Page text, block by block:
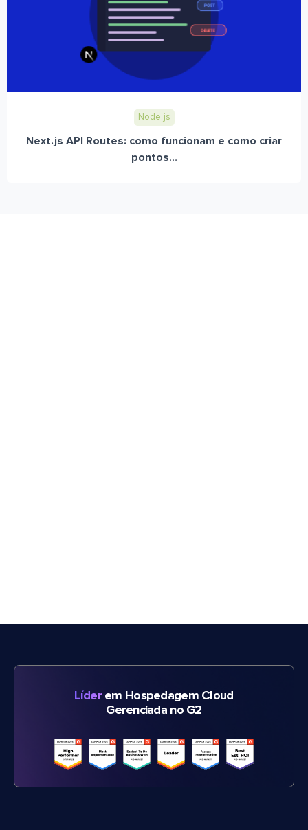
Node.js
Next.js API Routes: como funcionam e como criar
pontos...
Líderem Hospedagem Cloud
Gerenciada no G2